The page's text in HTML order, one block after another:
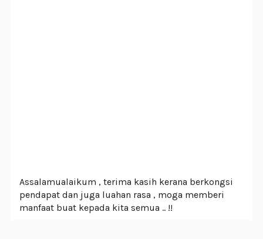
Assalamualaikum , terima kasih kerana berkongsi
pendapat dan juga luahan rasa , moga memberi
manfaat buat kepada kita semua .. !!